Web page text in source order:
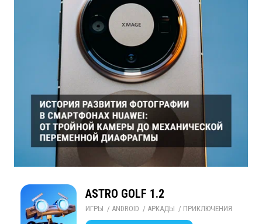
ASTRO GOLF 1.2
ИГРЫ / ANDROID / АРКАДЫ / ПРИКЛЮЧЕНИЯ